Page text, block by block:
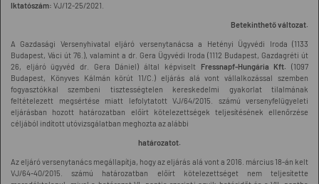
Iktatószám: VJ/12-25/2021.
Betekinthető változat.
A Gazdasági Versenyhivatal eljáró versenytanácsa a Hetényi Ügyvédi Iroda (1133
Budapest, Váci út 76.), valamint a dr. Gera Ügyvédi Iroda (1112 Budapest, Gazdagréti út
26, eljáró ügyvéd dr. Gera Dániel) által képviselt
Fressnapf-Hungária Kft.
(1097
Budapest, Könyves Kálmán körút 11/C.) eljárás alá vont vállalkozással szemben
fogyasztókkal szembeni tisztességtelen kereskedelmi gyakorlat tilalmának
feltételezett megsértése miatt lefolytatott VJ/64/2015. számú versenyfelügyeleti
eljárásban hozott határozatban előírt kötelezettségek teljesítésének ellenőrzése
céljából indított utóvizsgálatban meghozta az alábbi
határozatot.
Az eljáró versenytanács megállapítja, hogy az eljárás alá vont a 2016. március 18-án kelt
VJ/64-40/2015. számú határozatban előírt kötelezettséget nem teljesítette